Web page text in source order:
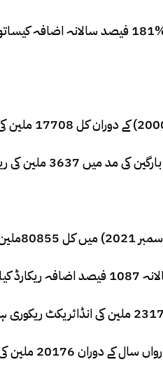
گیا۔۔
ریکوری کی جاچکی ہے۔۔۔